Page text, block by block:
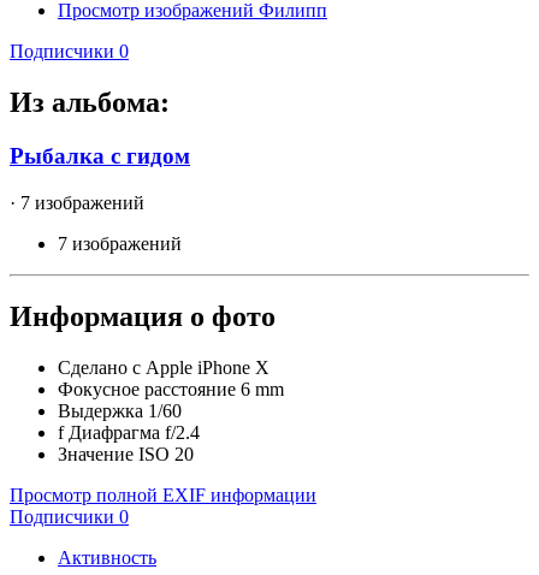
Просмотр изображений Филипп
Подписчики 0
Из альбома:
Рыбалка с гидом
· 7 изображений
7 изображений
Информация о фото
Сделано с Apple iPhone X
Фокусное расстояние 6 mm
Выдержка 1/60
f Диафрагма f/2.4
Значение ISO 20
Просмотр полной EXIF информации
Подписчики 0
Активность